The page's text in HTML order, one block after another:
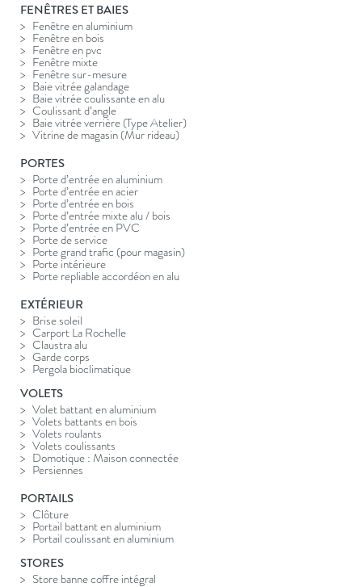
FENÊTRES ET BAIES
Fenêtre en aluminium
Fenêtre en bois
Fenêtre en pvc
Fenêtre mixte
Fenêtre sur-mesure
Baie vitrée galandage
Baie vitrée coulissante en alu
Coulissant d’angle
Baie vitrée verrière (Type Atelier)
Vitrine de magasin (Mur rideau)
PORTES
Porte d’entrée en aluminium
Porte d’entrée en acier
Porte d’entrée en bois
Porte d’entrée mixte alu / bois
Porte d’entrée en PVC
Porte de service
Porte grand trafic (pour magasin)
Porte intérieure
Porte repliable accordéon en alu
EXTÉRIEUR
Brise soleil
Carport La Rochelle
Claustra alu
Garde corps
Pergola bioclimatique
VOLETS
Volet battant en aluminium
Volets battants en bois
Volets roulants
Volets coulissants
Domotique : Maison connectée
Persiennes
PORTAILS
Clôture
Portail battant en aluminium
Portail coulissant en aluminium
STORES
Store banne coffre intégral